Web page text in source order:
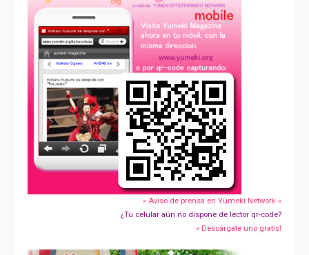
» Aviso de prensa en Yumeki Network »
¿Tu celular aún no dispone de lector qr-code?
» Descárgate uno gratis!